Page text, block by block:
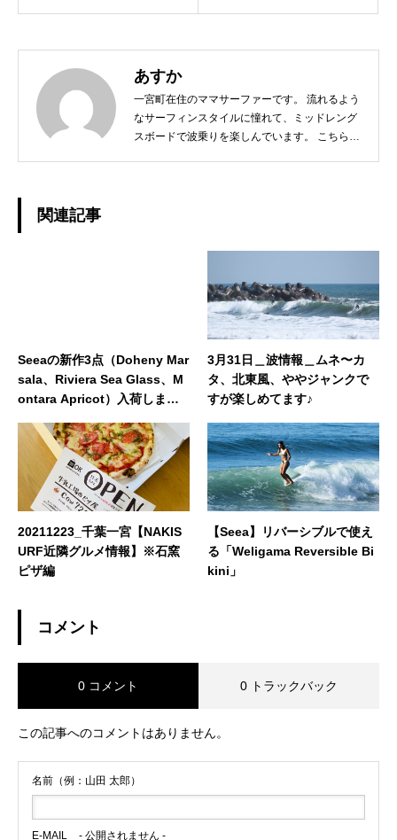
あすか
一宮町在住のママサーファーです。 流れるよう
なサーフィンスタイルに憧れて、ミッドレング
スボードで波乗りを楽しんでいます。 こちらに
よろしくお願いいたします。◆担当業務：店舗
1980年7月31日
関連記事
Seeaの新作3点（Doheny Mar
sala、Riviera Sea Glass、M
ontara Apricot）入荷しまし
3月31日＿波情報＿ムネ〜カ
タ、北東風、ややジャンクで
すが楽しめてます♪
20211223_千葉一宮【NAKIS
URF近隣グルメ情報】※石窯
ピザ編
【Seea】リバーシブルで使え
る「Weligama Reversible Bi
kini」
コメント
0 コメント 0 トラックバック
この記事へのコメントはありません。
名前（例：山田 太郎）
E-MAIL - 公開されません -